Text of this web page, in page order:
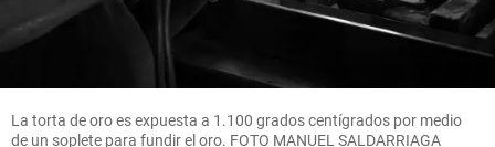
La torta de oro es expuesta a 1.100 grados centígrados por medio
de un soplete para fundir el oro. FOTO MANUEL SALDARRIAGA